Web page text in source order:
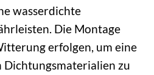
wasserdichte
Die Montage
erfolgen, um eine
zu